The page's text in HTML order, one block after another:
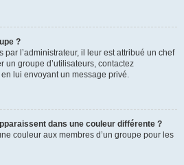
?
par l’administrateur, il leur est attribué un chef
un groupe d’utilisateurs, contactez
lui envoyant un message privé.
dans une couleur différente ?
couleur aux membres d’un groupe pour les